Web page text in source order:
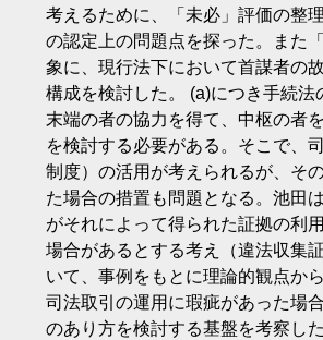
考えるために、「未必」評価の整
の認定上の問題点を探った。また
象に、現行法下において首謀者の
構成を検討した。 (a)につき手続法
末端の者の協力を得て、中枢の者
を検討する必要がある。そこで、
制度）の活用が考えられるが、そ
た場合の措置も問題となる。池田
がそれによって得られた証拠の利
場合があるとする考え（違法収集
いて、事例をもとに理論的観点か
司法取引の運用に瑕疵があった場
のあり方を検討する基盤を考察し